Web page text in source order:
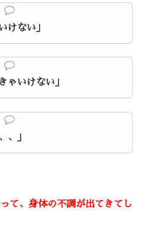
けない」
ゃいけない」
、」
て、身体の不調が出てきてし